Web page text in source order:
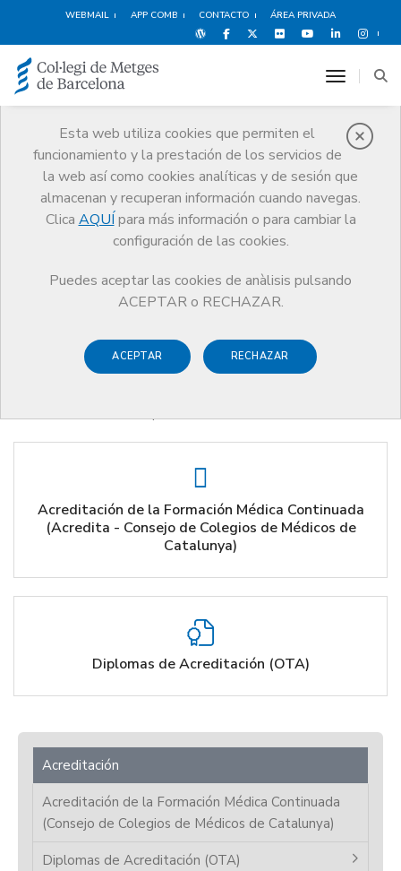
WEBMAIL APP COMB CONTACTO ÁREA PRIVADA
Esta web utiliza cookies que permiten el
funcionamiento y la prestación de los servicios de
la web así como cookies analíticas y de sesión que
almacenan y recuperan información cuando navegas.
Clica AQUÍ para más información o para cambiar la
configuración de las cookies.
Puedes aceptar las cookies de anàlisis pulsando
ACEPTAR o RECHAZAR.
ACEPTAR RECHAZAR
toggle
Acreditación
Servicios Acreditación
Acreditación
A través de la Oficina Técnica de Acreditación (OTA) y del
Servicio de Formación Médica Continuada del CCMC
Acreditación de la Formación Médica Continuada
(Acredita - Consejo de Colegios de Médicos de
Catalunya)
Diplomas de Acreditación (OTA)
Acreditación
Acreditación de la Formación Médica Continuada
(Consejo de Colegios de Médicos de Catalunya)
Diplomas de Acreditación (OTA)